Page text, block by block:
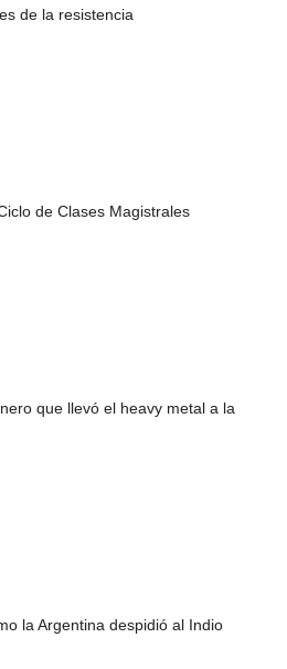
de la resistencia
de Clases Magistrales
que llevó el heavy metal a la
la Argentina despidió al Indio